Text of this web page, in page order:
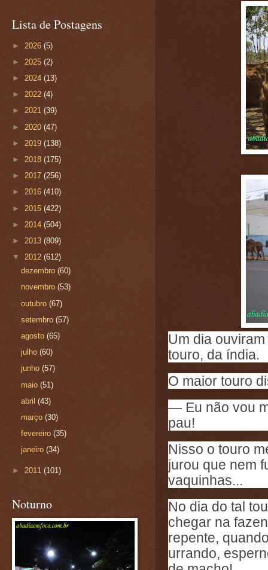
Um dia
touro, da índia.
O maior touro
— Eu não vou
pau!
Nisso o touro
jurou que nem
vaquinhas...
No dia do tal
chegar na
repente,
urrando,
Lista de Postagens
► 2026 (5)
► 2025 (2)
► 2024 (13)
► 2022 (4)
► 2021 (39)
► 2020 (47)
► 2019 (138)
► 2018 (175)
► 2017 (256)
► 2016 (410)
► 2015 (422)
► 2014 (504)
► 2013 (809)
▼ 2012 (612)
dezembro(60)
novembro(53)
outubro(67)
setembro(57)
agosto(65)
julho(60)
junho(57)
maio(51)
abril(43)
março(30)
fevereiro(35)
janeiro(34)
► 2011 (101)
Noturno